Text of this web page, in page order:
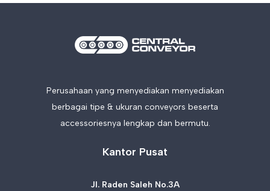
Perusahaan yang menyediakan menyediakan
berbagai tipe & ukuran conveyors beserta
accessoriesnya lengkap dan bermutu.
Kantor Pusat
Jl. Raden Saleh No.3A